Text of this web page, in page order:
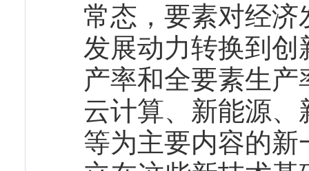
常态，要素对经
发展动力转换到
产率和全要素生
云计算、新能源
等为主要内容的